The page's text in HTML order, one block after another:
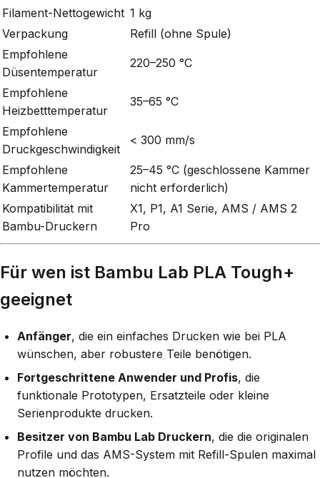
Filament-Nettogewicht 1 kg
Verpackung
Refill (ohne Spule)
Empfohlene
Düsentemperatur
220–250 °C
Empfohlene
Heizbetttemperatur
35–65 °C
Empfohlene
Druckgeschwindigkeit
< 300 mm/s
Empfohlene
Kammertemperatur
25–45 °C (geschlossene Kammer
nicht erforderlich)
Kompatibilität mit
Bambu-Druckern
X1, P1, A1 Serie, AMS / AMS 2
Pro
Für wen ist Bambu Lab PLA Tough+
geeignet
Anfänger, die ein einfaches Drucken wie bei PLA
wünschen, aber robustere Teile benötigen.
Fortgeschrittene Anwender und Profis, die
funktionale Prototypen, Ersatzteile oder kleine
Serienprodukte drucken.
Besitzer von Bambu Lab Druckern, die die originalen
Profile und das AMS-System mit Refill-Spulen maximal
nutzen möchten.